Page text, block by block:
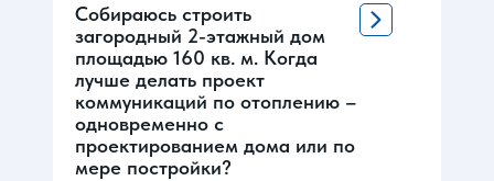
Собираюсь строить
загородный 2-этажный дом
площадью 160 кв. м. Когда
лучше делать проект
коммуникаций по отоплению –
одновременно с
проектированием дома или по
мере постройки?